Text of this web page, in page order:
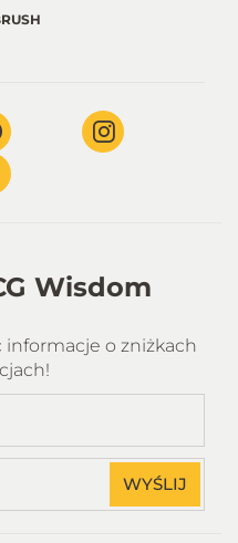
Wisdom
o zniżkach
WYŚLIJ